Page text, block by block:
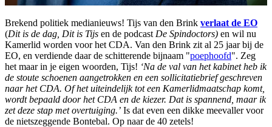
Brekend politiek medianieuws! Tijs van den Brink verlaat de EO
(Dit is de dag, Dit is Tijs en de podcast De Spindoctors) en wil nu
Kamerlid worden voor het CDA. Van den Brink zit al 25 jaar bij de
EO, en verdiende daar de schitterende bijnaam "poephoofd". Zeg
het maar in je eigen woorden, Tijs! ‘Na de val van het kabinet heb ik
de stoute schoenen aangetrokken en een sollicitatiebrief geschreven
naar het CDA. Of het uiteindelijk tot een Kamerlidmaatschap komt,
wordt bepaald door het CDA en de kiezer. Dat is spannend, maar ik
zet deze stap met overtuiging.’ Is dat even een dikke meevaller voor
de nietszeggende Bontebal. Op naar de 40 zetels!